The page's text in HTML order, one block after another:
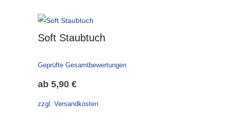
Soft Staubtuch
Geprüfte Gesamtbewertungen
ab 5,90 €
zzgl. Versandkosten